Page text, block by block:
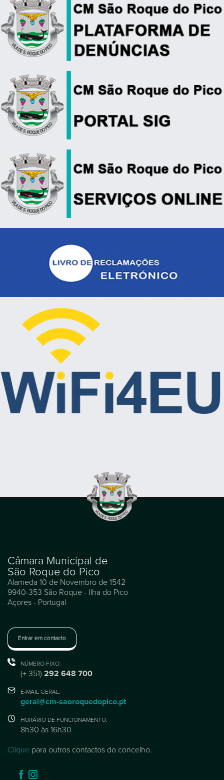
Câmara Municipal de
São Roque do Pico
Alameda 10 de Novembro de 1542
9940-353 São Roque - Ilha do Pico
Açores - Portugal
Entrar em contacto
NÚMERO FIXO:
(+ 351) 292 648 700
E-MAIL GERAL:
geral@cm-saoroquedopico.pt
HORÁRIO DE FUNCIONAMENTO:
8h30 às 16h30
Clique para outros contactos do concelho.